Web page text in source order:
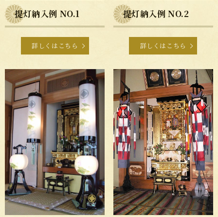
提灯納入例 NO.1
詳しくはこちら
提灯納入例 NO.2
詳しくはこちら